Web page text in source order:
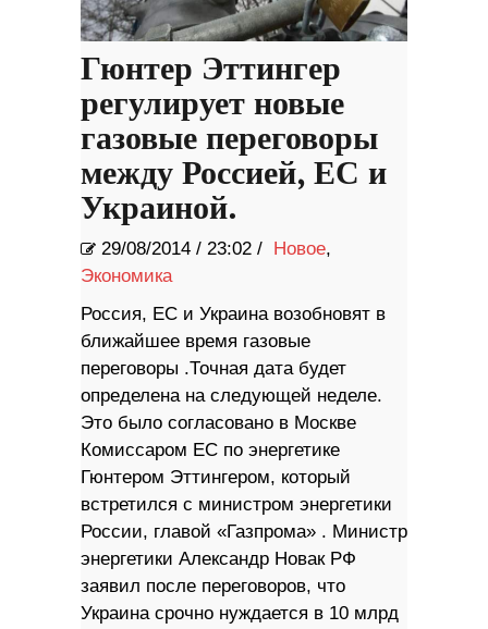
Гюнтер Эттингер
регулирует новые
газовые переговоры
между Россией, ЕС и
Украиной.
29/08/2014 / 23:02 / Новое,
Экономика
Россия, ЕС и Украина возобновят в
ближайшее время газовые
переговоры .Точная дата будет
определена на следующей неделе.
Это было согласовано в Москве
Комиссаром ЕС по энергетике
Гюнтером Эттингером, который
встретился с министром энергетики
России, главой «Газпрома» . Министр
энергетики Александр Новак РФ
заявил после переговоров, что
Украина срочно нуждается в 10 млрд